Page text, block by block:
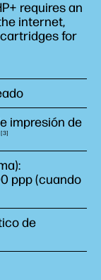
requires an
internet,
for
impresión de
3
ppp (cuando
de